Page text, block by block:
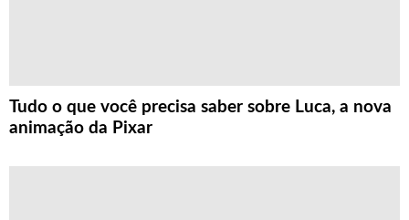
Tudo o que você precisa saber sobre Luca, a nova
animação da Pixar